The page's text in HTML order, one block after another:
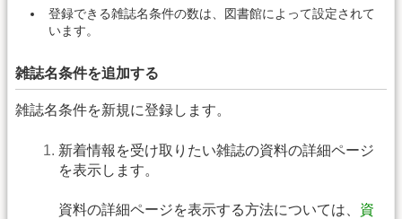
登録できる雑誌名条件の数は、図書館によって設定されて
います。
雑誌名条件を追加する
雑誌名条件を新規に登録します。
新着情報を受け取りたい雑誌の資料の詳細ページ
を表示します。
資料の詳細ページを表示する方法については、 資